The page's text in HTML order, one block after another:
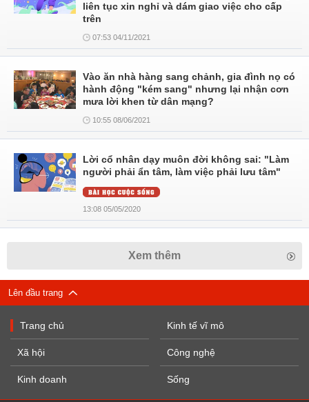
liên tục xin nghỉ và dám giao việc cho cấp
trên
07:53 04/11/2021
Vào ăn nhà hàng sang chảnh, gia đình nọ có
hành động "kém sang" nhưng lại nhận cơn
mưa lời khen từ dân mạng?
10:55 08/06/2021
Lời cổ nhân dạy muôn đời không sai: "Làm
người phải ẩn tâm, làm việc phải lưu tâm"
13:08 05/05/2020
Xem thêm
Lên đầu trang
Trang chủ
Xã hội
Kinh doanh
Kinh tế vĩ mô
Công nghệ
Sống